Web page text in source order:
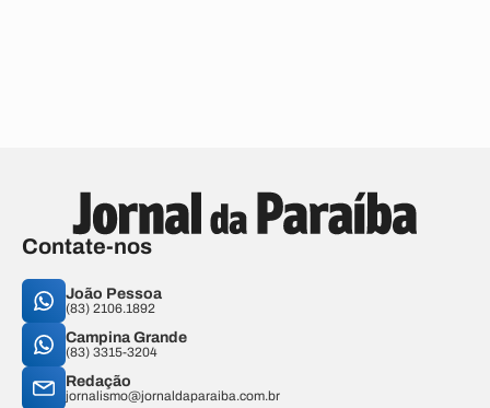
Contate-nos
João Pessoa
(83) 2106.1892
Campina Grande
(83) 3315-3204
Redação
jornalismo@jornaldaparaiba.com.br